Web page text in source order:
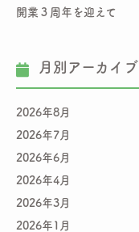
開業３周年を迎えて
月別アーカイブ
2026年8月
2026年7月
2026年6月
2026年4月
2026年3月
2026年1月